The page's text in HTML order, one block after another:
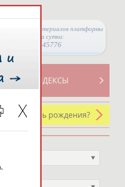
Просмотры материалов платформы
за сутки:
45776
ИНДЕКСЫ
день рождения?